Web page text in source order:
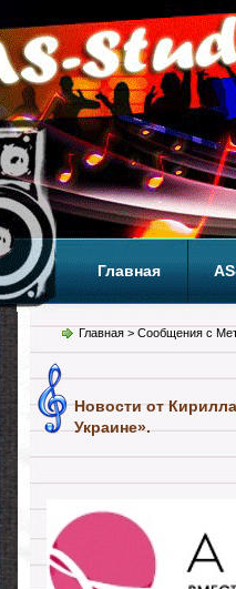
Главная
Теги ТОП
Главная > Сообщения с
Новости от
Украине».